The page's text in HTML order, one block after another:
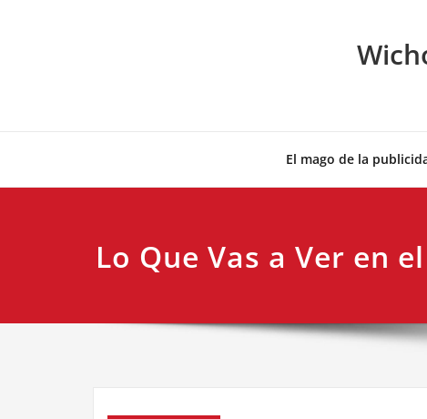
El mago de la
Lo Que Vas a Ver en